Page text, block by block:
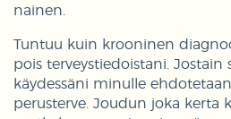
nainen.
Tuntuu kuin krooninen
pois terveystiedoistani. Jostain
käydessäni minulle
perusterve. Joudun joka kerta